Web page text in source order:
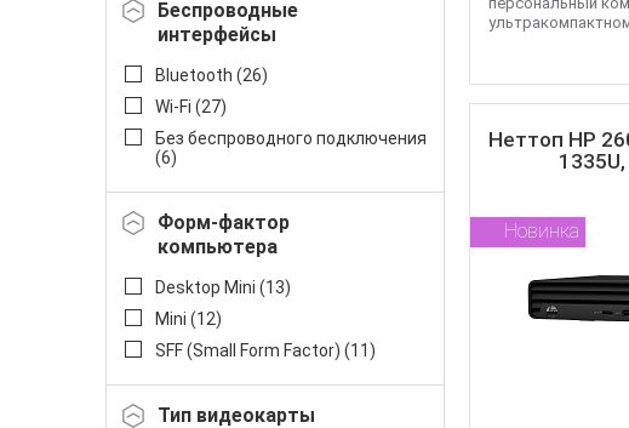
Беспроводные
интерфейсы
Bluetooth (26)
Wi-Fi (27)
Без беспроводного подключения
(6)
Форм-фактор
компьютера
Desktop Mini (13)
Mini (12)
SFF (Small Form Factor) (11)
Тип видеокарты
Неттоп HP
1335U,
Новинка